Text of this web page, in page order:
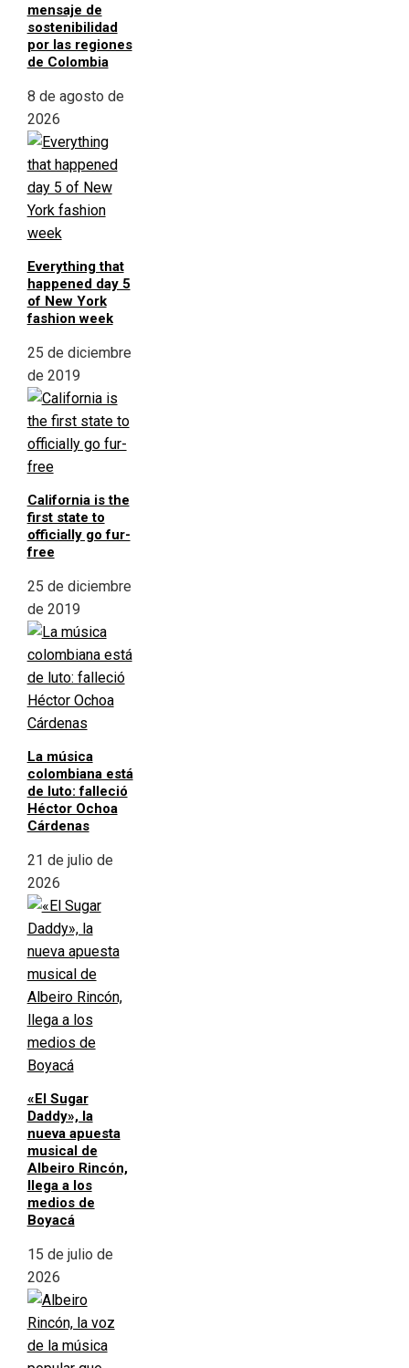
mensaje de
sostenibilidad
por las regiones
de Colombia
8 de agosto de
2026
Everything that
happened day 5
of New York
fashion week
25 de diciembre
de 2019
California is the
first state to
officially go fur-
free
25 de diciembre
de 2019
La música
colombiana está
de luto: falleció
Héctor Ochoa
Cárdenas
21 de julio de
2026
«El Sugar
Daddy», la
nueva apuesta
musical de
Albeiro Rincón,
llega a los
medios de
Boyacá
15 de julio de
2026